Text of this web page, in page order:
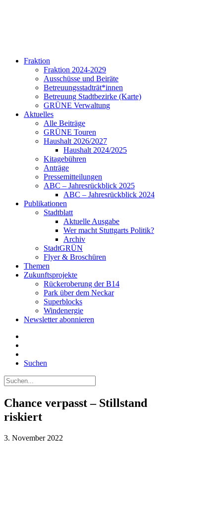
Fraktion
Fraktion 2024-2029
Ausschüsse und Beiräte
Betreuungsstadträt*innen
Betreuung Stadtbezirke (Karte)
GRÜNE Verwaltung
Aktuelles
Alle Beiträge
GRÜNE Touren
Haushalt 2026/2027
Haushalt 2024/2025
Kitagebühren
Anträge
Pressemitteilungen
ABC – Jahresrückblick 2025
ABC – Jahresrückblick 2024
Publikationen
Stadtblatt
Aktuelle Ausgabe
Wer macht Stuttgarts Politik?
Archiv
StadtGRÜN
Flyer & Broschüren
Themen
Zukunftsprojekte
Rückeroberung der B14
Park über dem Neckar
Superblocks
Windenergie
Newsletter abonnieren
Suchen
Chance verpasst – Stillstand
riskiert
3. November 2022